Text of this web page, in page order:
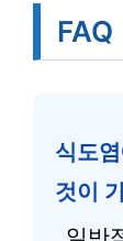
FAQ
식도
것이